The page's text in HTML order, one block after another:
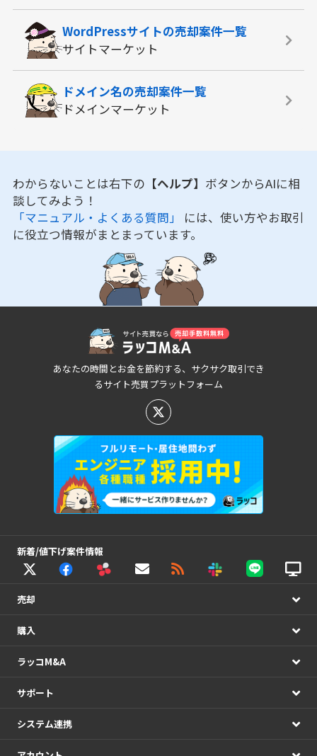
WordPressサイトの売却案件一覧
サイトマーケット
ドメイン名の売却案件一覧
ドメインマーケット
わからないことは右下の 【ヘルプ】 ボタンからAIに相
談してみよう！
「マニュアル・よくある質問」 には、使い方やお取引
に役立つ情報がまとまっています。
あなたの時間とお金を節約する、サクサク取引でき
るサイト売買プラットフォーム
新着/値下げ案件情報
売却
購入
ラッコM&A
サポート
システム連携